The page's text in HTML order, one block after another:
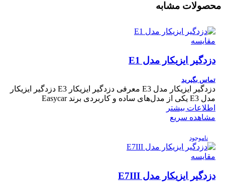
محصولات مشابه
مقایسه
دزدگیر ایزیکار مدل E1
تماس بگیرید
دزدگیر ایزیکار مدل E3 معرفی دزدگیر ایزیکار E3 دزدگیر ایزیکار
مدل E3 یکی از مدل‌های ساده و کاربردی برند Easycar
اطلاعات بیشتر
مشاهده سریع
ناموجود
مقایسه
دزدگیر ایزیکار مدل E7III